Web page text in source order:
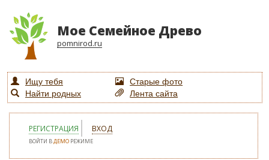
Мое Семейное Древо
pomnirod.ru
Ищу тебя
Старые фото
Найти родных
Лента сайта
РЕГИСТРАЦИЯ ВХОД
ВОЙТИ ВДЕМО РЕЖИМЕ